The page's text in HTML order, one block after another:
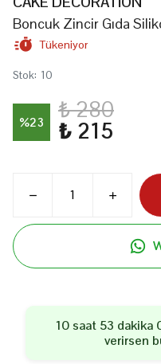
Boncuk Zincir Gıda
Tükeniyor
Stok: 10
%23 ₺ 280
₺ 215
10 saat 53 dakika
verirsen